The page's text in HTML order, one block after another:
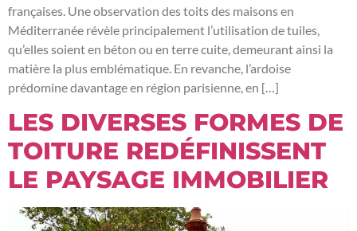
françaises. Une observation des toits des maisons en
Méditerranée révèle principalement l’utilisation de tuiles,
qu’elles soient en béton ou en terre cuite, demeurant ainsi la
matière la plus emblématique. En revanche, l’ardoise
prédomine davantage en région parisienne, en […]
LES DIVERSES FORMES DE
TOITURE REDÉFINISSENT
LE PAYSAGE IMMOBILIER